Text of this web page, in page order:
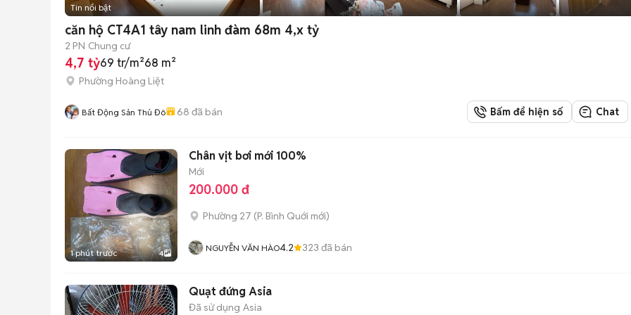
Tin nổi bật
căn hộ CT4A1 tây nam linh đàm 68m 4,x tỷ
2 PN Chung cư
4,7 tỷ69 tr/m²68 m²
Phường Hoàng Liệt
Bất Động Sản Thủ Đô 68 đã bán Bấm để hiện số Chat
1 phút trước 4
Chân vịt bơi mới 100%
Mới
200.000 đ
Phường 27 (P. Bình Quới mới)
NGUYỄN VĂN HÀO4.2 323 đã bán
Quạt đứng Asia
Đã sử dụng Asia